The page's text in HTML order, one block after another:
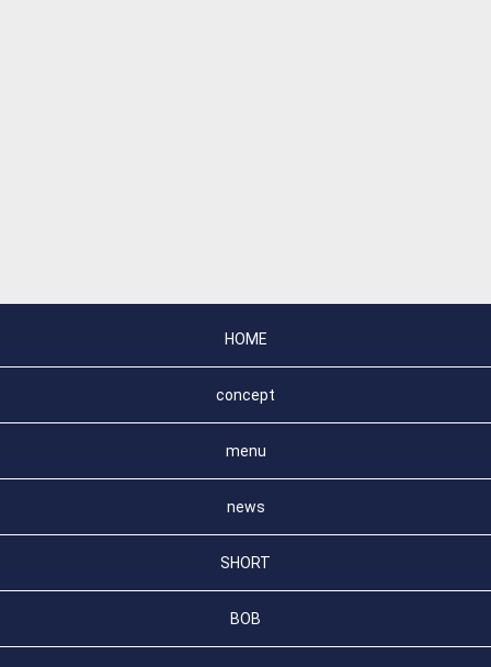
HOME
concept
menu
news
SHORT
BOB